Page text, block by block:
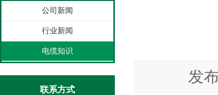
公司新闻
行业新闻
电缆知识
联系方式
发